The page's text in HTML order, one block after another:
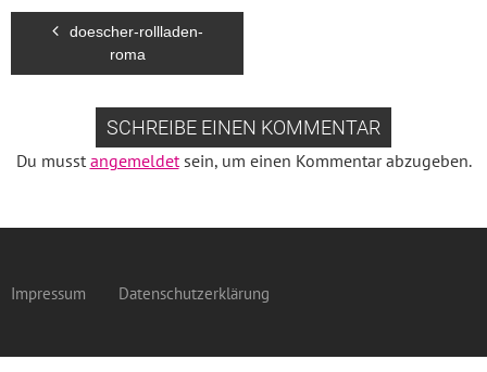
doescher-rollladen-
roma
SCHREIBE EINEN KOMMENTAR
Du musst angemeldetsein, um einen Kommentar abzugeben.
Impressum Datenschutzerklärung